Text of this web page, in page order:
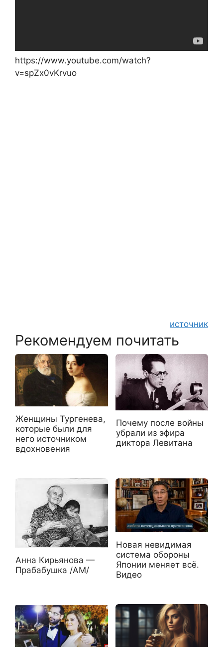
https://www.youtube.com/watch?
v=spZx0vKrvuo
источник
Рекомендуем почитать
Женщины Тургенева,
которые были для
него источником
вдохновения
Почему после войны
убрали из эфира
диктора Левитана
Анна Кирьянова —
Прабабушка /АМ/
Новая невидимая
система обороны
Японии меняет всё.
Видео